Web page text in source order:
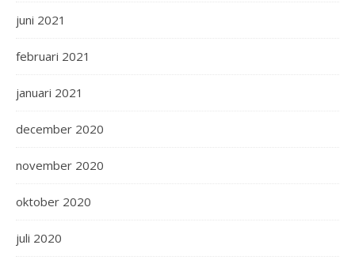
juni 2021
februari 2021
januari 2021
december 2020
november 2020
oktober 2020
juli 2020